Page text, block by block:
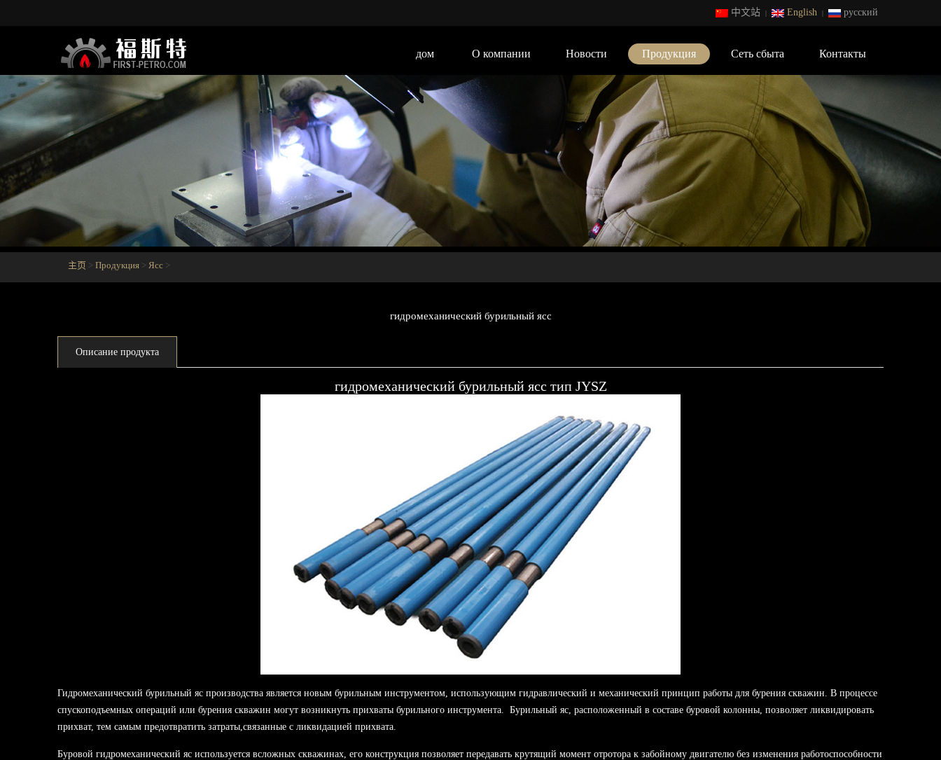
中文站 | English | русский
дом О компании Новости Продукция Сеть сбыта Контакты
主页 > Продукция > Ясс >
гидромеханический бурильный ясс
Описание продукта
гидромеханический бурильный ясс тип JYSZ
Гидромеханический бурильный яс производства является новым бурильным инструментом, использующим гидравлический и механический принцип работы для бурения скважин. В процессе
спускоподъемных операций или бурения скважин могут возникнуть прихваты бурильного инструмента. Бурильный яс, расположенный в составе буровой колонны, позволяет ликвидировать
прихват, тем самым предотвратить затраты,связанные с ликвидацией прихвата.
Буровой гидромеханический яс используется всложных скважинах, его конструкция позволяет передавать крутящий момент отротора к забойному двигателю без изменения работоспособности